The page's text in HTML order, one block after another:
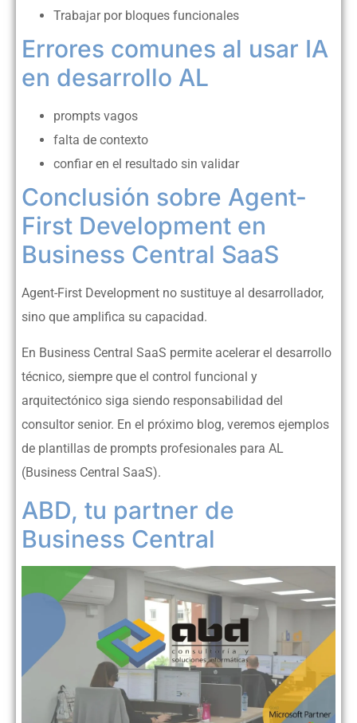
Trabajar por bloques funcionales
Errores comunes al usar IA
en desarrollo AL
prompts vagos
falta de contexto
confiar en el resultado sin validar
Conclusión sobre Agent-
First Development en
Business Central SaaS
Agent-First Development no sustituye al desarrollador,
sino que amplifica su capacidad.
En Business Central SaaS permite acelerar el desarrollo
técnico, siempre que el control funcional y
arquitectónico siga siendo responsabilidad del
consultor senior. En el próximo blog, veremos ejemplos
de plantillas de prompts profesionales para AL
(Business Central SaaS).
ABD, tu partner de
Business Central